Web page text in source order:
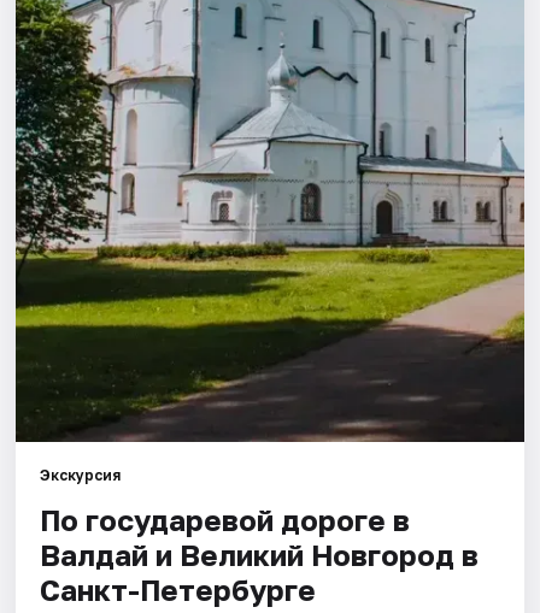
Города
Площадки
Артисты
Рейтинги
Экскурсия
По государевой дороге в
Валдай и Великий Новгород в
Санкт-Петербурге